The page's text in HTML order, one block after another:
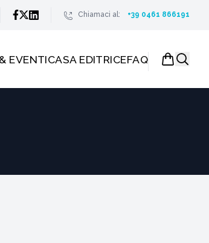
Chiamaci al: +39 0461 866191
EVENTICASA EDITRICEFAQ